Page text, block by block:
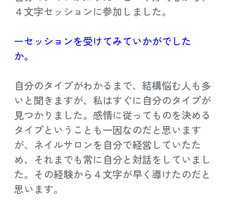
４文字セッションに参加しました。
ーセッションを受けてみていかがでした
か。
自分のタイプがわかるまで、結構悩む人も多
いと聞きますが、私はすぐに自分のタイプが
見つかりました。感情に従ってものを決める
タイプということも一因なのだと思います
が、ネイルサロンを自分で経営していたた
め、それまでも常に自分と対話をしていまし
た。その経験から４文字が早く導けたのだと
思います。